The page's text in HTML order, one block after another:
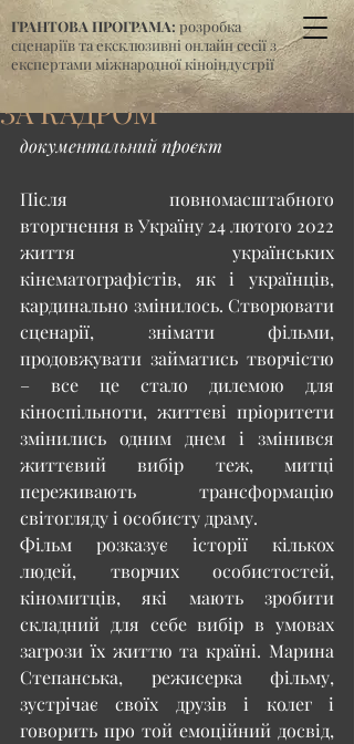
ГРАНТОВА ПРОГРАМА: розробка
сценаріїв та ексклюзивні онлайн сесії з
експертами міжнародної кіноіндустрії
ЗА КАДРОМ
документальний проєкт
Після повномасштабного
вторгнення в Україну 24 лютого 2022
життя українських
кінематографістів, як і українців,
кардинально змінилось. Створювати
сценарії, знімати фільми,
продовжувати займатись творчістю
– все це стало дилемою для
кіноспільноти, життєві пріоритети
змінились одним днем і змінився
життєвий вибір теж, митці
переживають трансформацію
світогляду і особисту драму.
Фільм розказує історії кількох
людей, творчих особистостей,
кіномитців, які мають зробити
складний для себе вибір в умовах
загрози їх життю та країні. Марина
Степанська, режисерка фільму,
зустрічає своїх друзів і колег і
говорить про той емоційний досвід,